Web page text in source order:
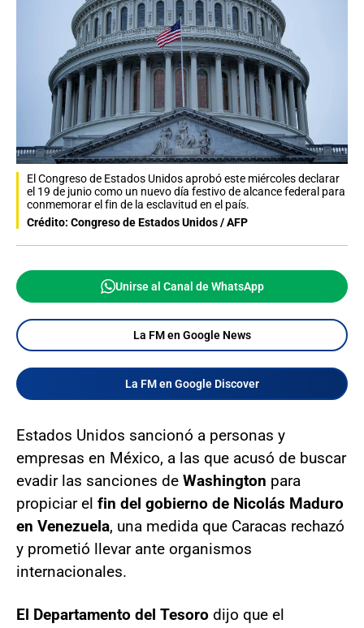
El Congreso de Estados Unidos aprobó este miércoles declarar
el 19 de junio como un nuevo día festivo de alcance federal para
conmemorar el fin de la esclavitud en el país.
Crédito: Congreso de Estados Unidos / AFP
Unirse al Canal de WhatsApp
La FM en Google News
La FM en Google Discover
Estados Unidos sancionó a personas y
empresas en México, a las que acusó de buscar
evadir las sanciones de Washington para
propiciar el fin del gobierno de Nicolás Maduro
en Venezuela, una medida que Caracas rechazó
y prometió llevar ante organismos
internacionales.
El Departamento del Tesoro dijo que el